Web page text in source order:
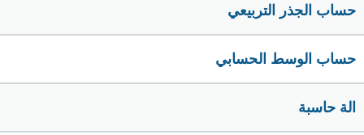
حساب الجذر التربيعي
حساب الوسط الحسابي
الة حاسبة